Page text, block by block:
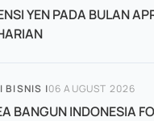
YEN PADA BULAN
BISNIS |06 AUGUST 2026
BANGUN INDONESIA